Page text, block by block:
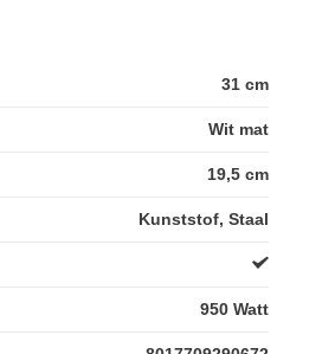
31 cm
Wit mat
19,5 cm
Kunststof, Staal
950 Watt